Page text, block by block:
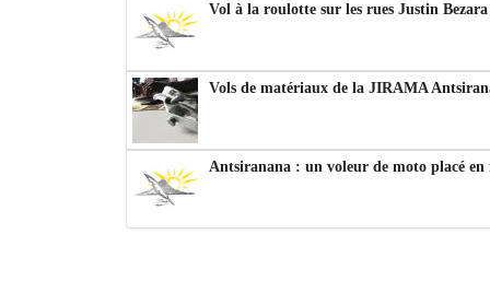
Vol à la roulotte sur les rues Justin
Vols de matériaux de la JIRAMA
Antsiranana : un voleur de moto placé en